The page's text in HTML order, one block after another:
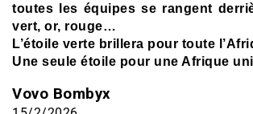
toutes les équipes se rangent
vert, or, rouge…
L’étoile verte brillera pour toute
Une seule étoile pour une Afrique
Vovo Bombyx